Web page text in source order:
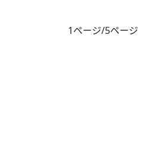
1ページ/5ページ